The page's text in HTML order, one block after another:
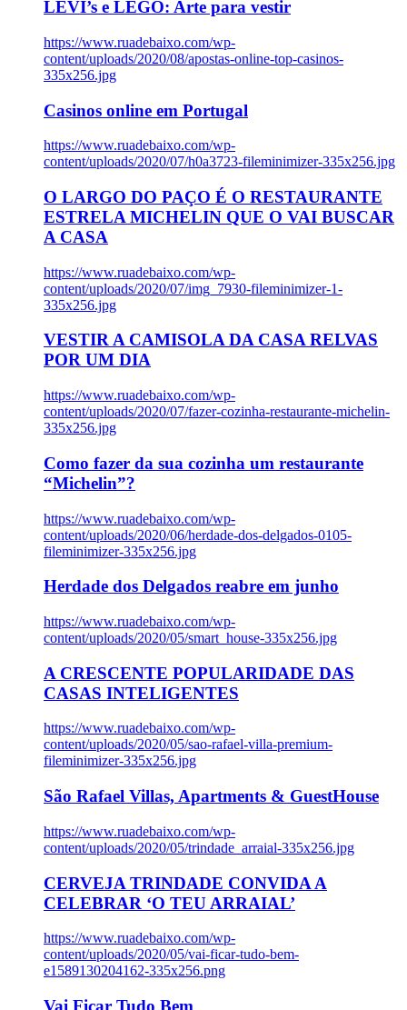
LEVI’s e LEGO: Arte para vestir
https://www.ruadebaixo.com/wp-
content/uploads/2020/08/apostas-online-top-casinos-
335x256.jpg
Casinos online em Portugal
https://www.ruadebaixo.com/wp-
content/uploads/2020/07/h0a3723-fileminimizer-335x256.jpg
O LARGO DO PAÇO É O RESTAURANTE
ESTRELA MICHELIN QUE O VAI BUSCAR
A CASA
https://www.ruadebaixo.com/wp-
content/uploads/2020/07/img_7930-fileminimizer-1-
335x256.jpg
VESTIR A CAMISOLA DA CASA RELVAS
POR UM DIA
https://www.ruadebaixo.com/wp-
content/uploads/2020/07/fazer-cozinha-restaurante-michelin-
335x256.jpg
Como fazer da sua cozinha um restaurante
“Michelin”?
https://www.ruadebaixo.com/wp-
content/uploads/2020/06/herdade-dos-delgados-0105-
fileminimizer-335x256.jpg
Herdade dos Delgados reabre em junho
https://www.ruadebaixo.com/wp-
content/uploads/2020/05/smart_house-335x256.jpg
A CRESCENTE POPULARIDADE DAS
CASAS INTELIGENTES
https://www.ruadebaixo.com/wp-
content/uploads/2020/05/sao-rafael-villa-premium-
fileminimizer-335x256.jpg
São Rafael Villas, Apartments & GuestHouse
https://www.ruadebaixo.com/wp-
content/uploads/2020/05/trindade_arraial-335x256.jpg
CERVEJA TRINDADE CONVIDA A
CELEBRAR ‘O TEU ARRAIAL’
https://www.ruadebaixo.com/wp-
content/uploads/2020/05/vai-ficar-tudo-bem-
e1589130204162-335x256.png
Vai Ficar Tudo Bem